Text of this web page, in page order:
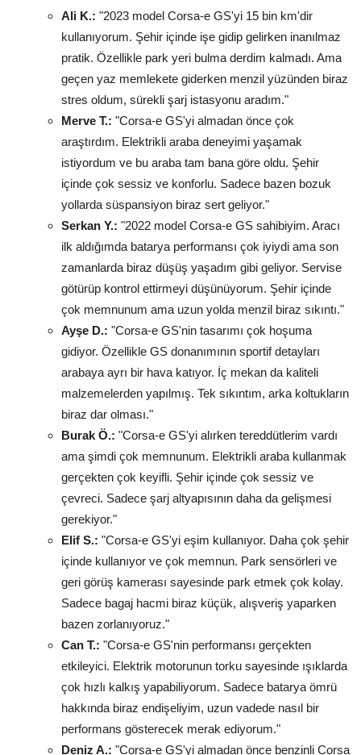
Ali K.: "2023 model Corsa-e GS'yi 15 bin km'dir
kullanıyorum. Şehir içinde işe gidip gelirken inanılmaz
pratik. Özellikle park yeri bulma derdim kalmadı. Ama
geçen yaz memlekete giderken menzil yüzünden biraz
stres oldum, sürekli şarj istasyonu aradım."
Merve T.: "Corsa-e GS'yi almadan önce çok
araştırdım. Elektrikli araba deneyimi yaşamak
istiyordum ve bu araba tam bana göre oldu. Şehir
içinde çok sessiz ve konforlu. Sadece bazen bozuk
yollarda süspansiyon biraz sert geliyor."
Serkan Y.: "2022 model Corsa-e GS sahibiyim. Aracı
ilk aldığımda batarya performansı çok iyiydi ama son
zamanlarda biraz düşüş yaşadım gibi geliyor. Servise
götürüp kontrol ettirmeyi düşünüyorum. Şehir içinde
çok memnunum ama uzun yolda menzil biraz sıkıntı."
Ayşe D.: "Corsa-e GS'nin tasarımı çok hoşuma
gidiyor. Özellikle GS donanımının sportif detayları
arabaya ayrı bir hava katıyor. İç mekan da kaliteli
malzemelerden yapılmış. Tek sıkıntım, arka koltukların
biraz dar olması."
Burak Ö.: "Corsa-e GS'yi alırken tereddütlerim vardı
ama şimdi çok memnunum. Elektrikli araba kullanmak
gerçekten çok keyifli. Şehir içinde çok sessiz ve
çevreci. Sadece şarj altyapısının daha da gelişmesi
gerekiyor."
Elif S.: "Corsa-e GS'yi eşim kullanıyor. Daha çok şehir
içinde kullanıyor ve çok memnun. Park sensörleri ve
geri görüş kamerası sayesinde park etmek çok kolay.
Sadece bagaj hacmi biraz küçük, alışveriş yaparken
bazen zorlanıyoruz."
Can T.: "Corsa-e GS'nin performansı gerçekten
etkileyici. Elektrik motorunun torku sayesinde ışıklarda
çok hızlı kalkış yapabiliyorum. Sadece batarya ömrü
hakkında biraz endişeliyim, uzun vadede nasıl bir
performans gösterecek merak ediyorum."
Deniz A.: "Corsa-e GS'yi almadan önce benzinli Corsa